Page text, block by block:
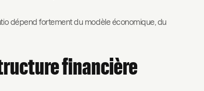
dépend fortement du modèle économique, du
financière